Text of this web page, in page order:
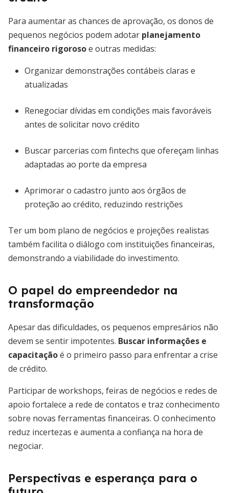
Para aumentar as chances de aprovação, os donos de
pequenos negócios podem adotar planejamento
financeiro rigorosoe outras medidas:
Organizar demonstrações contábeis claras e
atualizadas
Renegociar dívidas em condições mais favoráveis
antes de solicitar novo crédito
Buscar parcerias com fintechs que ofereçam linhas
adaptadas ao porte da empresa
Aprimorar o cadastro junto aos órgãos de
proteção ao crédito, reduzindo restrições
Ter um bom plano de negócios e projeções realistas
também facilita o diálogo com instituições financeiras,
demonstrando a viabilidade do investimento.
O papel do empreendedor na
transformação
Apesar das dificuldades, os pequenos empresários não
devem se sentir impotentes. Buscar informações e
capacitaçãoé o primeiro passo para enfrentar a crise
de crédito.
Participar de workshops, feiras de negócios e redes de
apoio fortalece a rede de contatos e traz conhecimento
sobre novas ferramentas financeiras. O conhecimento
reduz incertezas e aumenta a confiança na hora de
negociar.
Perspectivas e esperança para o